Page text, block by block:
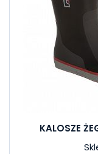
KALOSZE